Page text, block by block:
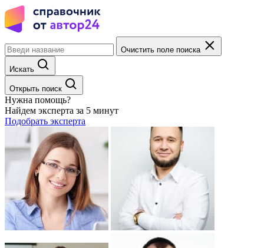
Очистить поле поиска
Искать
Открыть поиск
Нужна помощь?
Найдем эксперта за 5 минут
Подобрать эксперта